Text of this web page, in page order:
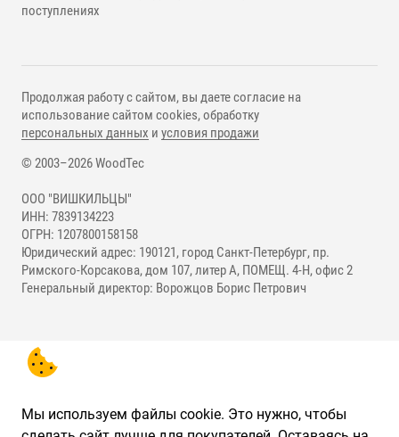
поступлениях
© 2003–2026 WoodTec
ООО "ВИШКИЛЬЦЫ"
ИНН: 7839134223
ОГРН: 1207800158158
Юридический адрес: 190121, город Санкт-Петербург, пр.
Римского-Корсакова, дом 107, литер А, ПОМЕЩ. 4-Н, офис 2
Генеральный директор: Ворожцов Борис Петрович
Продолжая работу с сайтом, вы даете согласие на
использование сайтом cookies, обработку
персональных данных и условия продажи
Мы используем файлы cookie. Это нужно, чтобы